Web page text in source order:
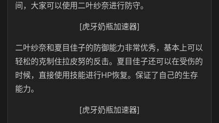
间，大家可以使用二叶纱奈进行防守。
[虎牙奶瓶加速器]
二叶纱奈和夏目佳子的防御能力非常优秀，基本上可以
轻松的克制住拉皮努的反击。夏目佳子还可以在受伤的
时候，直接使用技能进行HP恢复。保证了自己的生存
能力。
[虎牙奶瓶加速器]